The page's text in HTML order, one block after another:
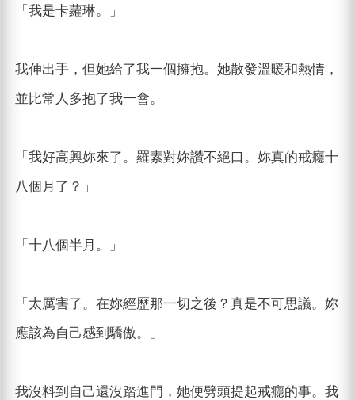
「我是卡蘿琳。」
我伸出手，但她給了我一個擁抱。她散發溫暖和熱情，
並比常人多抱了我一會。
「我好高興妳來了。羅素對妳讚不絕口。妳真的戒癮十
八個月了？」
「十八個半月。」
「太厲害了。在妳經歷那一切之後？真是不可思議。妳
應該為自己感到驕傲。」
我沒料到自己還沒踏進門，她便劈頭提起戒癮的事。我